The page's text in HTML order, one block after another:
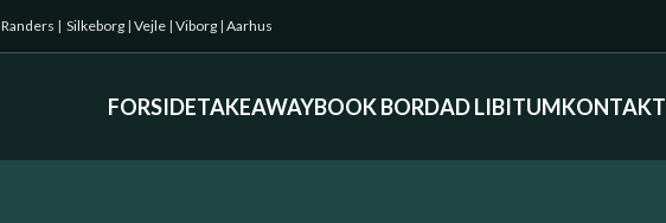
Randers | Silkeborg | Vejle | Viborg | Aarhus
FORSIDETAKEAWAYBOOK BORDAD LIBITUMKONTAKT